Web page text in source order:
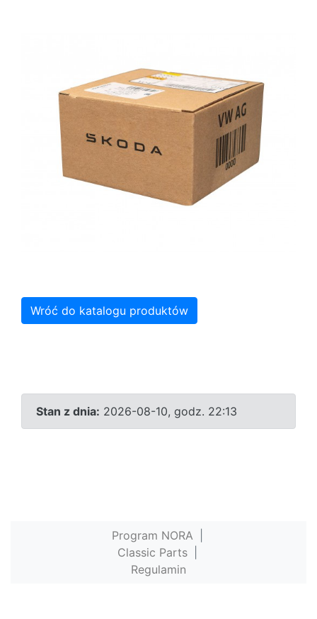
Wróć do katalogu produktów
Stan z dnia: 2026-08-10, godz. 22:13
Program NORA
Classic Parts
Regulamin